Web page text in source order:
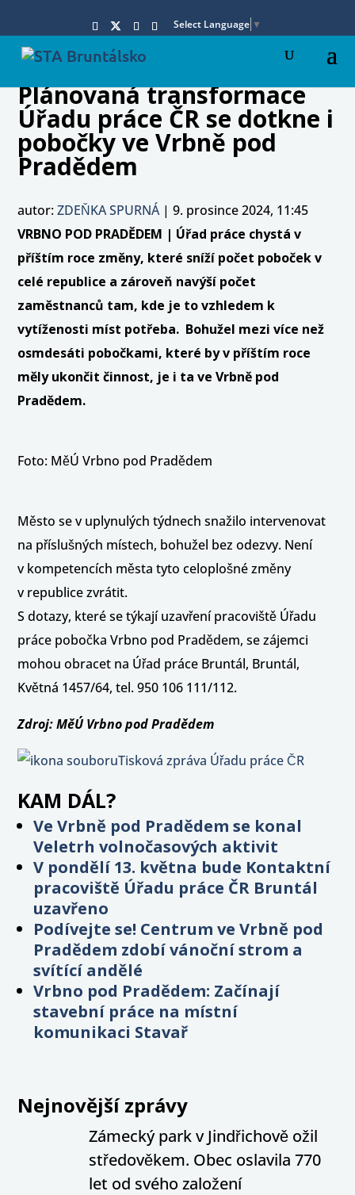
Select Language ▼
Plánovaná transformace
Úřadu práce ČR se dotkne i
pobočky ve Vrbně pod
Pradědem
autor:ZDEŇKA SPURNÁ|9. prosince 2024, 11:45
VRBNO POD PRADĚDEM | Úřad práce chystá v
příštím roce změny, které sníží počet poboček v
celé republice a zároveň navýší počet
zaměstnanců tam, kde je to vzhledem k
vytíženosti míst potřeba. Bohužel mezi více než
osmdesáti pobočkami, které by v příštím roce
měly ukončit činnost, je i ta ve Vrbně pod
Pradědem.
Foto: MěÚ Vrbno pod Pradědem
Město se v uplynulých týdnech snažilo intervenovat
na příslušných místech, bohužel bez odezvy. Není
v kompetencích města tyto celoplošné změny
v republice zvrátit.
S dotazy, které se týkají uzavření pracoviště Úřadu
práce pobočka Vrbno pod Pradědem, se zájemci
mohou obracet na Úřad práce Bruntál, Bruntál,
Květná 1457/64, tel. 950 106 111/112.
Zdroj: MěÚ Vrbno pod Pradědem
Tisková zpráva Úřadu práce ČR
KAM DÁL?
Ve Vrbně pod Pradědem se konal
Veletrh volnočasových aktivit
V pondělí 13. května bude Kontaktní
pracoviště Úřadu práce ČR Bruntál
uzavřeno
Podívejte se! Centrum ve Vrbně pod
Pradědem zdobí vánoční strom a
svítící andělé
Vrbno pod Pradědem: Začínají
stavební práce na místní
komunikaci Stavař
Nejnovější zprávy
Zámecký park v Jindřichově ožil
středověkem. Obec oslavila 770
let od svého založení